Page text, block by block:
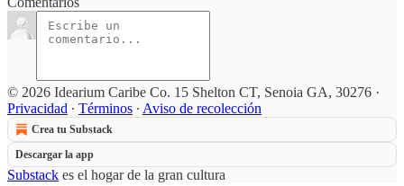
© 2026 Idearium Caribe Co. 15 Shelton CT, Senoia GA, 30276 ·
Privacidad ∙ Términos ∙ Aviso de recolección
Crea tu Substack
Descargar la app
Substack es el hogar de la gran cultura